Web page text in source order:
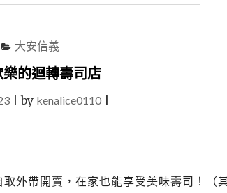
壽
滅
之
歸，
大安信義
的迴轉壽司店
|by kenalice0110|
外帶開賣，在家也能享受美味壽司！（